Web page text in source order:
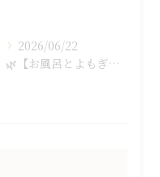
2026/06/22
🌿【お風呂とよもぎ蒸しの違い】🌿